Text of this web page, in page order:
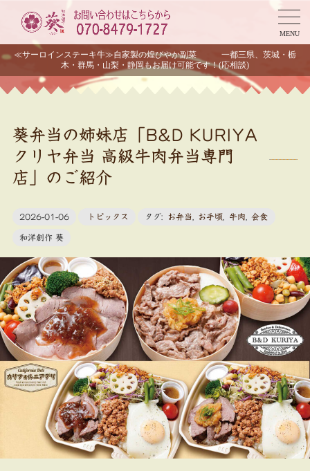
MENU
≪サーロインステーキ牛≫自家製の煌びやか副菜 一都三県、茨城・栃
木・群馬・山梨・静岡もお届け可能です！(応相談)
葵弁当の姉妹店「B&D KURIYA
クリヤ弁当 高級牛肉弁当専門
店」のご紹介
2026-01-06 トピックス タグ: お弁当 お手頃 牛肉 会食
和洋創作 葵